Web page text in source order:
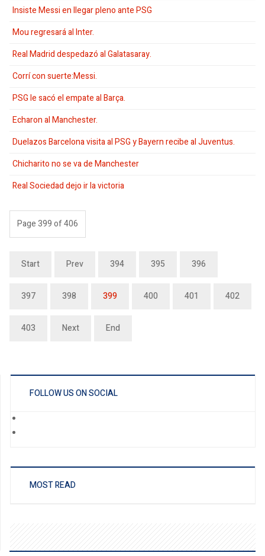
Insiste Messi en llegar pleno ante PSG
Mou regresará al Inter.
Real Madrid despedazó al Galatasaray.
Corrí con suerte:Messi.
PSG le sacó el empate al Barça.
Echaron al Manchester.
Duelazos Barcelona visita al PSG y Bayern recibe al Juventus.
Chicharito no se va de Manchester
Real Sociedad dejo ir la victoria
Page 399 of 406
Start Prev 394 395 396
397 398 399 400 401 402
403 Next End
FOLLOW US ON SOCIAL
MOST READ